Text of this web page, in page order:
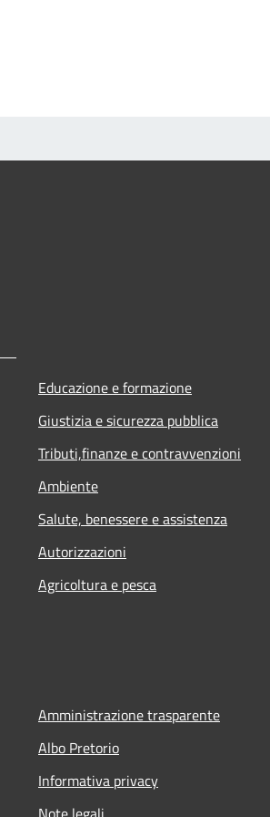
Educazione e formazione
Giustizia e sicurezza pubblica
Tributi,finanze e contravvenzioni
Ambiente
Salute, benessere e assistenza
Autorizzazioni
Agricoltura e pesca
Amministrazione trasparente
Albo Pretorio
Informativa privacy